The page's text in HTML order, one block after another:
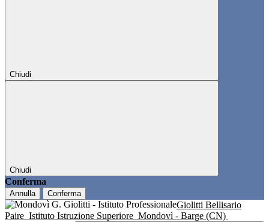
Chiudi
Chiudi
Conferma
Annulla Conferma
Giolitti Bellisario
Paire Istituto Istruzione Superiore Mondovì - Barge (CN)